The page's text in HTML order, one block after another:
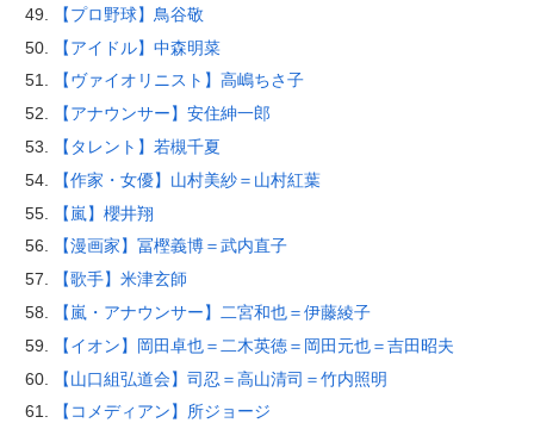
【プロ野球】鳥谷敬
【アイドル】中森明菜
【ヴァイオリニスト】高嶋ちさ子
【アナウンサー】安住紳一郎
【タレント】若槻千夏
【作家・女優】山村美紗＝山村紅葉
【嵐】櫻井翔
【漫画家】冨樫義博＝武内直子
【歌手】米津玄師
【嵐・アナウンサー】二宮和也＝伊藤綾子
【イオン】岡田卓也＝二木英徳＝岡田元也＝吉田昭夫
【山口組弘道会】司忍＝高山清司＝竹内照明
【コメディアン】所ジョージ